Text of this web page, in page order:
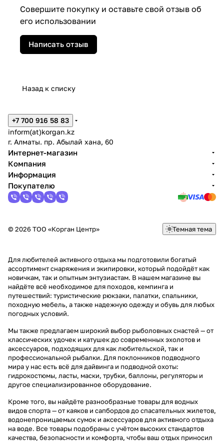
Совершите покупку и оставьте свой отзыв об
его использовании
Написать отзыв
Назад к списку
+7 700 916 58 83
inform(at)korgan.kz
г. Алматы. пр. Абылай хана, 60
Интернет-магазин
Компания
Информация
Покупателю
© 2026 ТОО «Корган Центр» Темная тема
Для любителей активного отдыха мы подготовили богатый
ассортимент снаряжения и экипировки, который подойдёт как
новичкам, так и опытным энтузиастам. В нашем магазине вы
найдёте всё необходимое для походов, кемпинга и
путешествий: туристические рюкзаки, палатки, спальники,
походную мебель, а также надежную одежду и обувь для любых
погодных условий.
Мы также предлагаем широкий выбор рыболовных снастей — от
классических удочек и катушек до современных эхолотов и
аксессуаров, подходящих для как любительской, так и
профессиональной рыбалки. Для поклонников подводного
мира у нас есть всё для дайвинга и подводной охоты:
гидрокостюмы, ласты, маски, трубки, баллоны, регуляторы и
другое специализированное оборудование.
Кроме того, вы найдёте разнообразные товары для водных
видов спорта — от каяков и сапбордов до спасательных жилетов,
водонепроницаемых сумок и аксессуаров для активного отдыха
на воде. Все товары подобраны с учётом высоких стандартов
качества, безопасности и комфорта, чтобы ваш отдых приносил